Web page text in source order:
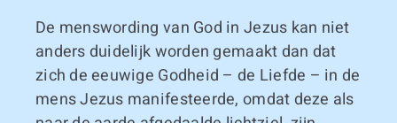
De menswording van God in Jezus kan niet
anders duidelijk worden gemaakt dan dat
zich de eeuwige Godheid – de Liefde – in de
mens Jezus manifesteerde, omdat deze als